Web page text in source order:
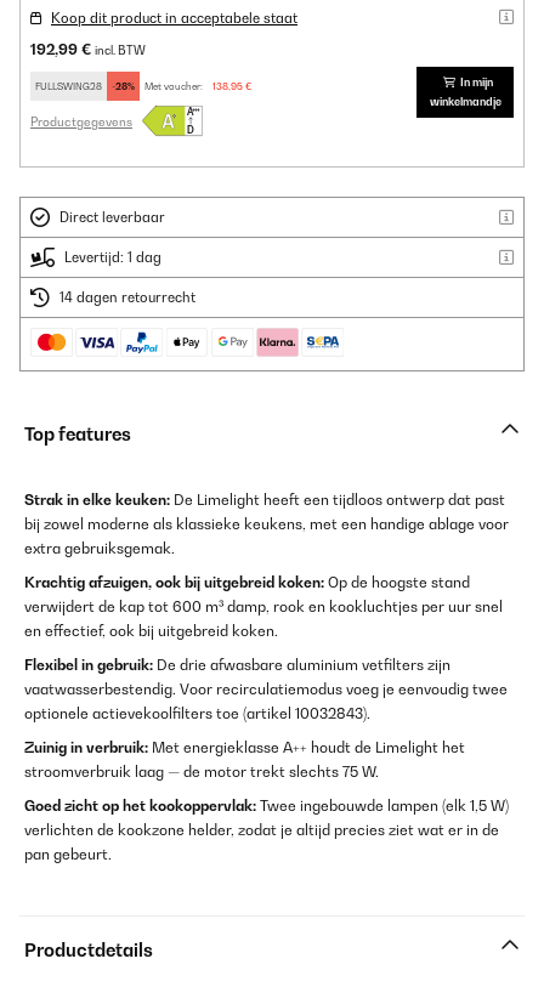
Koop dit product in acceptabele staat
192,99 € incl. BTW
FULLSWING28 -28% Met voucher: 138,95 €
Productgegevens
In mijn
winkelmandje
Direct leverbaar
Levertijd: 1 dag
14 dagen retourrecht
Top features
Strak in elke keuken: De Limelight heeft een tijdloos ontwerp dat past
bij zowel moderne als klassieke keukens, met een handige ablage voor
extra gebruiksgemak.
Krachtig afzuigen, ook bij uitgebreid koken: Op de hoogste stand
verwijdert de kap tot 600 m³ damp, rook en kookluchtjes per uur snel
en effectief, ook bij uitgebreid koken.
Flexibel in gebruik: De drie afwasbare aluminium vetfilters zijn
vaatwasserbestendig. Voor recirculatiemodus voeg je eenvoudig twee
optionele actievekoolfilters toe (artikel 10032843).
Zuinig in verbruik: Met energieklasse A++ houdt de Limelight het
stroomverbruik laag — de motor trekt slechts 75 W.
Goed zicht op het kookoppervlak: Twee ingebouwde lampen (elk 1,5 W)
verlichten de kookzone helder, zodat je altijd precies ziet wat er in de
pan gebeurt.
Productdetails